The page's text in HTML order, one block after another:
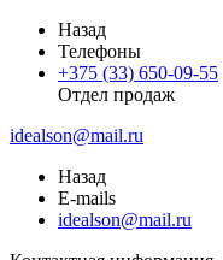
Назад
Телефоны
+375 (33) 650-09-55
Отдел продаж
idealson@mail.ru
Назад
E-mails
idealson@mail.ru